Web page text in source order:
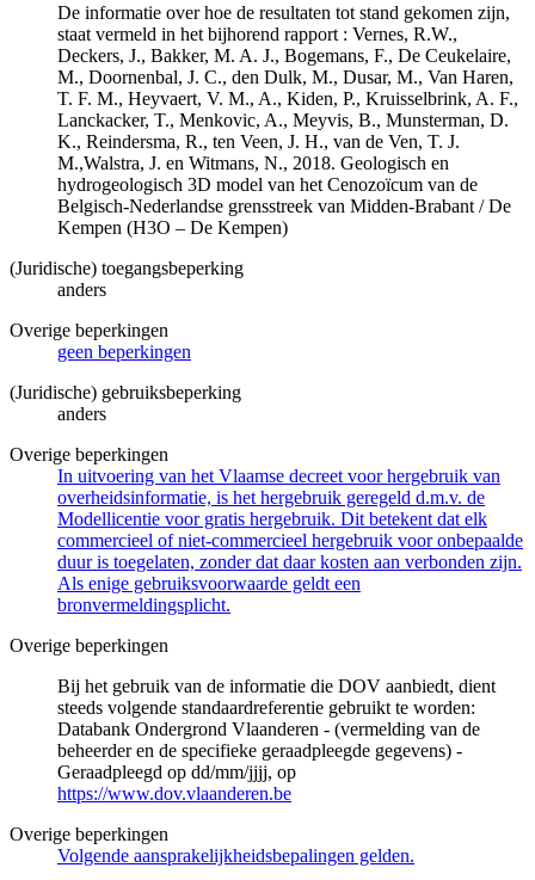
De informatie over hoe de resultaten tot stand gekomen zijn,
staat vermeld in het bijhorend rapport : Vernes, R.W.,
Deckers, J., Bakker, M. A. J., Bogemans, F., De Ceukelaire,
M., Doornenbal, J. C., den Dulk, M., Dusar, M., Van Haren,
T. F. M., Heyvaert, V. M., A., Kiden, P., Kruisselbrink, A. F.,
Lanckacker, T., Menkovic, A., Meyvis, B., Munsterman, D.
K., Reindersma, R., ten Veen, J. H., van de Ven, T. J.
M.,Walstra, J. en Witmans, N., 2018. Geologisch en
hydrogeologisch 3D model van het Cenozoïcum van de
Belgisch-Nederlandse grensstreek van Midden-Brabant / De
Kempen (H3O – De Kempen)
(Juridische) toegangsbeperking
anders
Overige beperkingen
geen beperkingen
(Juridische) gebruiksbeperking
anders
Overige beperkingen
In uitvoering van het Vlaamse decreet voor hergebruik van
overheidsinformatie, is het hergebruik geregeld d.m.v. de
Modellicentie voor gratis hergebruik. Dit betekent dat elk
commercieel of niet-commercieel hergebruik voor onbepaalde
duur is toegelaten, zonder dat daar kosten aan verbonden zijn.
Als enige gebruiksvoorwaarde geldt een
bronvermeldingsplicht.
Overige beperkingen
Bij het gebruik van de informatie die DOV aanbiedt, dient
steeds volgende standaardreferentie gebruikt te worden:
Databank Ondergrond Vlaanderen - (vermelding van de
beheerder en de specifieke geraadpleegde gegevens) -
Geraadpleegd op dd/mm/jjjj, op
https://www.dov.vlaanderen.be
Overige beperkingen
Volgende aansprakelijkheidsbepalingen gelden.